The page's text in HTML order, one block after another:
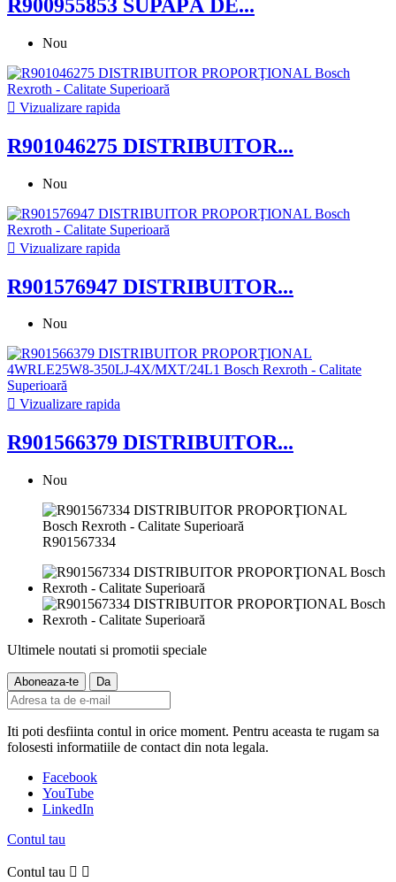
R900955853 SUPAPĂ DE...
Nou
 Vizualizare rapida
R901046275 DISTRIBUITOR...
Nou
 Vizualizare rapida
R901576947 DISTRIBUITOR...
Nou
 Vizualizare rapida
R901566379 DISTRIBUITOR...
Nou
R901567334
Ultimele noutati si promotii speciale
Iti poti desfiinta contul in orice moment. Pentru aceasta te rugam sa
folosesti informatiile de contact din nota legala.
Facebook
YouTube
LinkedIn
Contul tau
Contul tau  